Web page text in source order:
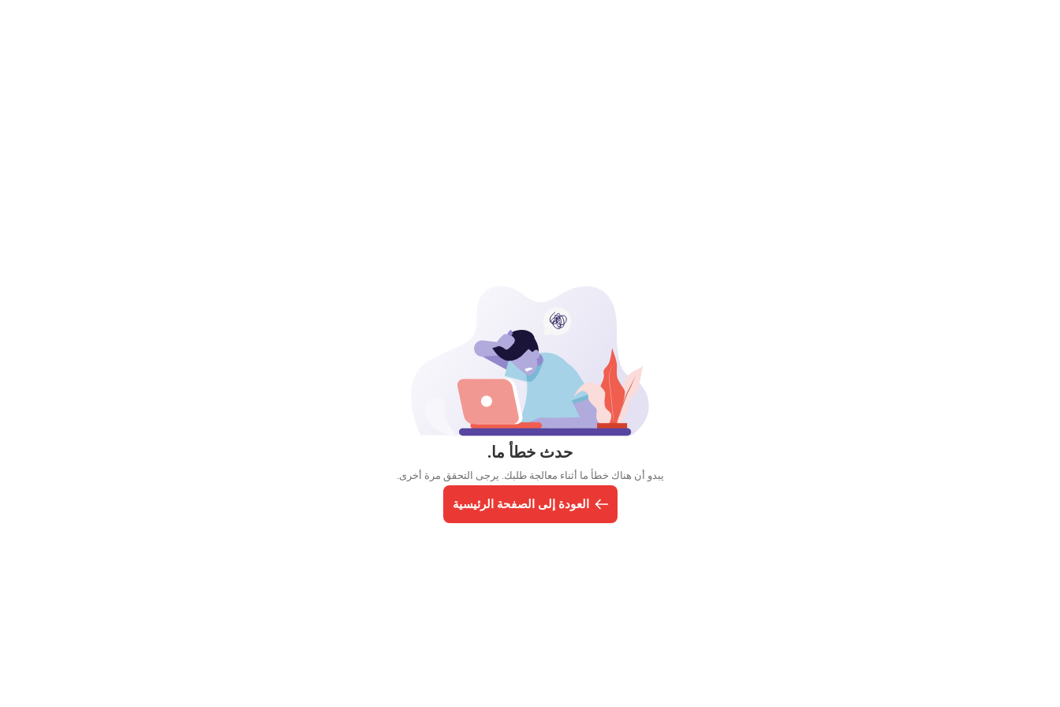
حدث خطأ ما.
يبدو أن هناك خطأ ما أثناء معالجة طلبك. يرجى التحقق مرة أخرى.
العودة إلى الصفحة الرئيسية